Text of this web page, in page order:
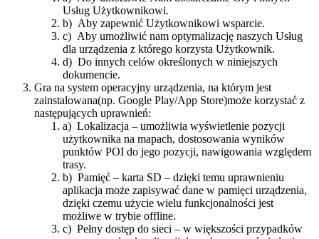
Usług Użytkownikowi.
b) Aby zapewnić Użytkownikowi wsparcie.
c) Aby umożliwić nam optymalizację naszych Usług
dla urządzenia z którego korzysta Użytkownik.
d) Do innych celów określonych w niniejszych
dokumencie.
Gra na system operacyjny urządzenia, na którym jest
zainstalowana​(​​np. Google Play/App Store)​może korzystać z
następujących uprawnień:
a) Lokalizacja – umożliwia wyświetlenie pozycji
użytkownika na mapach, dostosowania wyników
punktów POI do jego pozycji, nawigowania względem
trasy.
b) Pamięć – karta SD – dzięki temu uprawnieniu
aplikacja może zapisywać dane w pamięci urządzenia,
dzięki czemu użycie wielu funkcjonalności jest
możliwe w trybie offline.
c) Pełny dostęp do sieci – w większości przypadków